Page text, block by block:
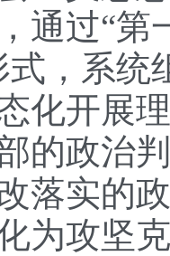
通过“第
式，系
化开展
的政治
落实的
为攻坚